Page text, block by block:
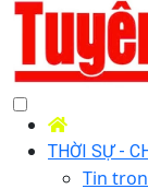
THỜI SỰ -
Tin